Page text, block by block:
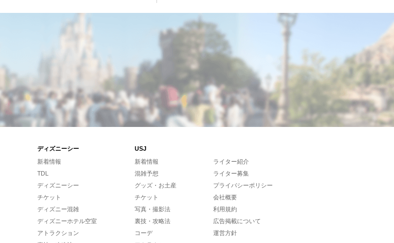
ディズニーシー
USJ
新着情報
TDL
ディズニーシー
チケット
ディズニー混雑
ディズニーホテル空室
アトラクション
新着情報
混雑予想
グッズ・お土産
チケット
写真・撮影法
裏技・攻略法
コーデ
ライター紹介
ライター募集
プライバシーポリシー
会社概要
利用規約
広告掲載について
運営方針